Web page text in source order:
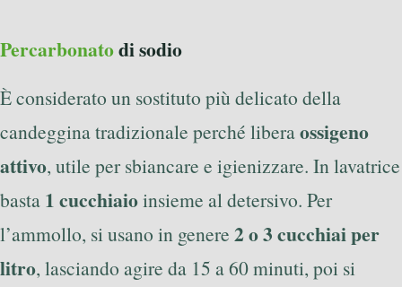
Percarbonatodi sodio
È considerato un sostituto più delicato della
candeggina tradizionale perché liberaossigeno
attivo, utile per sbiancare e igienizzare. In lavatrice
basta 1 cucchiaioinsieme al detersivo. Per
l’ammollo, si usano in genere 2 o 3 cucchiai per
litro, lasciando agire da 15 a 60 minuti, poi si